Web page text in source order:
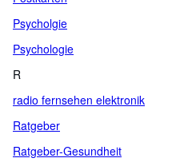
Psycholgie
Psychologie
R
radio fernsehen elektronik
Ratgeber
Ratgeber-Gesundheit